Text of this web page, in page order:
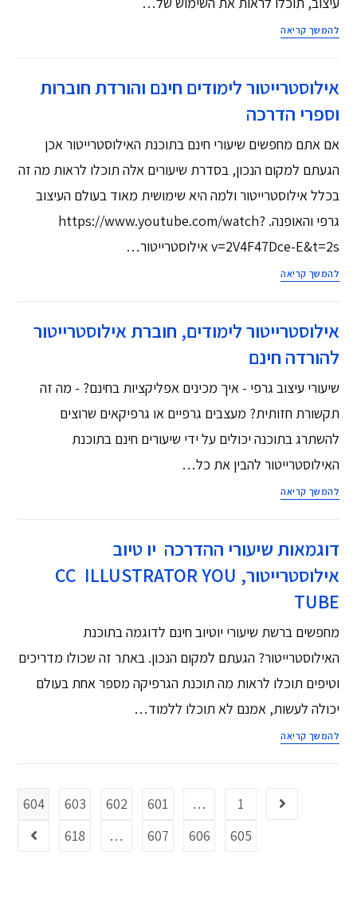
להמשך קריאה
אילוסטרייטור לימודים חינם והורדת חוברות
וספרי הדרכה
אם אתם מחפשים שיעורי חינם בתוכנת האילוסטרייטור אכן
הגעתם למקום הנכון, בסדרת שיעורים אלה תוכלו לראות מה זה
בכלל אילוסטרייטור ולמה היא שימושית מאוד בעולם העיצוב
גרפי והאופנה. https://www.youtube.com/watch?
v=2V4F47Dce-E&t=2s אילוסטרייטור…
להמשך קריאה
אילוסטרייטור לימודים, חוברת אילוסטרייטור
להורדה חינם
שיעורי עיצוב גרפי - איך מכינים אפליקציות בחינם? - מה זה
תקשורת חזותית? מעצבים גרפיים או גרפיקאים שרוצים
להשתרג בתוכנה יכולים על ידי שיעורים חינם בתוכנת
האילוסטרייטור להבין את כל…
להמשך קריאה
דוגמאות שיעורי ההדרכה יו טיוב
אילוסטרייטור, CC ILLUSTRATOR YOU
TUBE
מחפשים ברשת שיעורי יוטיוב חינם לדוגמה בתוכנת
האילוסטרייטור? הגעתם למקום הנכון. באתר זה שכולו מדריכים
וטיפים תוכלו לראות מה תוכנת הגרפיקה מספר אחת בעולם
יכולה לעשות, אמנם לא תוכלו ללמוד…
להמשך קריאה
1
…
601
602
603
604
605
606
607
…
618